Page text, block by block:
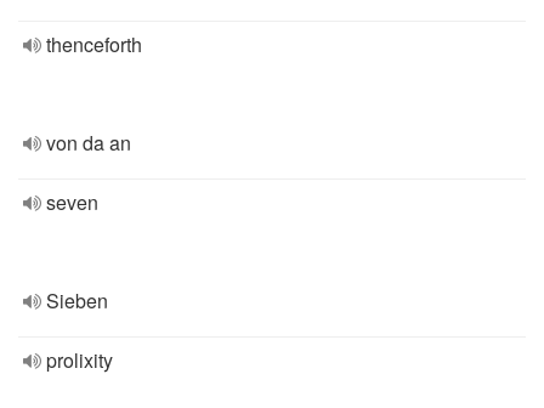
thenceforth
von da an
seven
Sieben
prolixity